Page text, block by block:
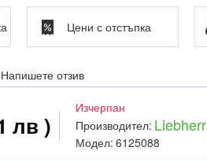
Напишете отзив
лв )
Изчерпан
Производител: Liebherr
Модел: 6125088
Цени с отстъпка